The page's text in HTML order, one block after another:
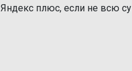
Яндекс плюс, если не всю